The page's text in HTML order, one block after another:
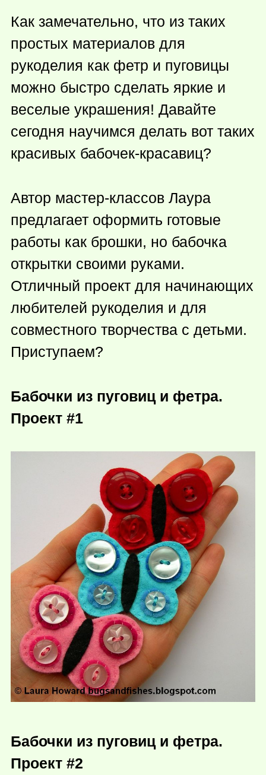
Как замечательно, что из таких
простых материалов для
рукоделия как фетр и пуговицы
можно быстро сделать яркие и
веселые украшения! Давайте
сегодня научимся делать вот таких
красивых бабочек-красавиц?
Автор мастер-классов Лаура
предлагает оформить готовые
работы как брошки, но бабочка
открытки своими руками.
Отличный проект для начинающих
любителей рукоделия и для
совместного творчества с детьми.
Приступаем?
Бабочки из пуговиц и фетра.
Проект #1
Бабочки из пуговиц и фетра.
Проект #2